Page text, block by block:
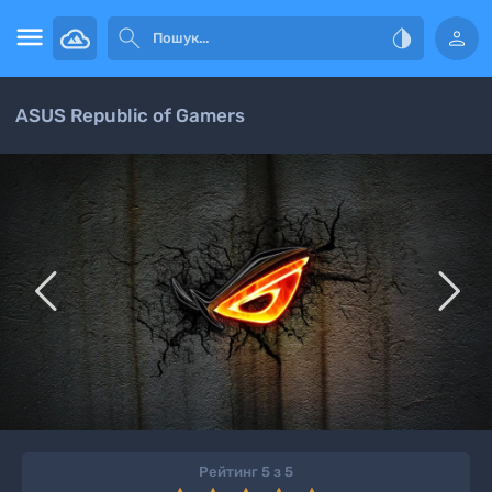
   
ASUS Republic of Gamers
 
Рейтинг 5 з 5